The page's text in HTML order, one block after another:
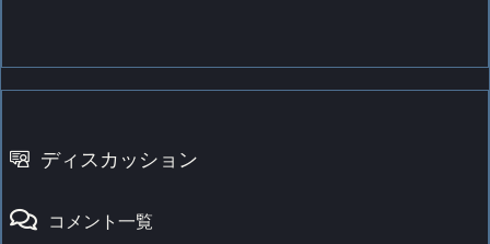
ディスカッション
コメント一覧